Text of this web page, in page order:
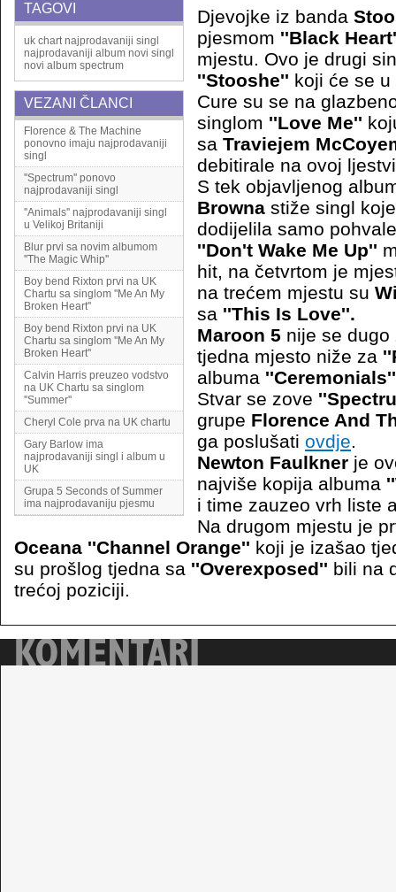
TAGOVI
uk chart najprodavaniji singl
najprodavaniji album novi singl
novi album spectrum
VEZANI ČLANCI
Florence & The Machine
ponovno imaju najprodavaniji
singl
''Spectrum'' ponovo
najprodavaniji singl
''Animals'' najprodavaniji singl
u Velikoj Britaniji
Blur prvi sa novim albumom
''The Magic Whip''
Boy bend Rixton prvi na UK
Chartu sa singlom ''Me An My
Broken Heart''
Boy bend Rixton prvi na UK
Chartu sa singlom ''Me An My
Broken Heart''
Calvin Harris preuzeo vodstvo
na UK Chartu sa singlom
''Summer''
Cheryl Cole prva na UK chartu
Gary Barlow ima
najprodavaniji singl i album u
UK
Grupa 5 Seconds of Summer
ima najprodavaniju pjesmu
Djevojke iz banda
pjesmom ''Black
mjestu. Ovo je drugi
''Stooshe'' koji će se
Cure su se na
singlom ''Love Me''
sa Traviejem
debitirale na ovoj
S tek objavljenog
Browna stiže singl
dodijelila samo
''Don't Wake Me Up''
hit, na četvrtom je
na trećem mjestu su
sa ''This Is Love''.
Maroon 5 nije se dugo
tjedna mjesto niže za
albuma ''Ceremonials''
Stvar se zove
grupe Florence And
ga poslušati ovdje.
Newton Faulkner je
najviše kopija albuma
i time zauzeo vrh liste
Na drugom mjestu je
Oceana ''Channel Orange'' koji je izašao
su prošlog tjedna sa ''Overexposed'' bili na
trećoj poziciji.